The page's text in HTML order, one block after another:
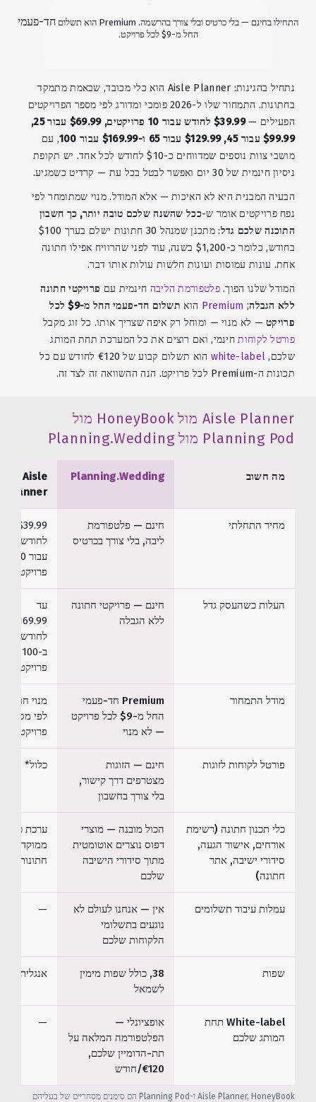
התחילו בחינם — בלי כרטיס ובלי צורך בהרשמה. Premium הוא תשלום חד-פעמי
החל מ-$9 לכל פרויקט.
נתחיל בהגינות: Aisle Planner הוא כלי מכובד, שבאמת מתמקד
בחתונות. התמחור שלו ל-2026 פומבי ומדורג לפי מספר הפרויקטים
הפעילים —
$39.99 לחודש עבור 10 פרויקטים, $69.99 עבור 25,
$99.99 עבור 45, $129.99 עבור 65 ו-$169.99 עבור 100
, עם
מושבי צוות נוספים שמדווחים כ-$10 לחודש לכל אחד. יש תקופת
ניסיון חינמית של 30 יום ואפשר לבטל בכל עת — קרדיט כשמגיע.
הבעיה המבנית היא לא האיכות — אלא המודל. מנוי שמתומחר לפי
נפח פרויקטים אומר ש-ככל שהשנה שלכם טובה יותר, כך חשבון
התוכנה שלכם גדל
: מתכנן שמנהל 30 חתונות ישלם בערך $100
בחודש, כלומר כ-$1,200 בשנה, עוד לפני שהרוויח אפילו חתונה
אחת. עונות עמוסות ועונות חלשות עולות אותו דבר.
המודל שלנו הפוך.פלטפורמת הליבה חינמית עם פרויקטי חתונה
ללא הגבלה;
Premium הוא
תשלום חד-פעמי החל מ-$9 לכל
פרויקט— לא מנוי — ומוחל רק איפה שצריך אותו. כל זוג מקבל
פורטל לקוחותחינמי, ואם רוצים את כל המערכת תחת המותג
שלכם, white-label
הוא תשלום קבוע של €120 לחודש עם כל
תכונות ה-Premium לכל פרויקט. הנה ההשוואה זה לצד זה.
Aisle Planner מול HoneyBook מול
Planning Pod מול Planning.Wedding
מה חשוב Planning.Wedding
Aisle
Planner
מחיר התחלתי
חינם — פלטפורמת
ליבה, בלי צורך בכרטיס
$39.99
לחודש
עבור 10
פרויקטים*
העלות כשהעסק גדל
חינם — פרויקטי חתונה
ללא הגבלה
עד
$169.99
לחודש
ב-100
פרויקטים*
מודל התמחור
Premium חד-פעמי
החל מ-$9 לכל פרויקט
— לא מנוי
מנוי חודשי
לפי מספר
פרויקטים*
פורטל לקוחות לזוגות
חינם — הזוגות
מצטרפים דרך קישור,
בלי צורך בחשבון
כלול*
כלי תכנון חתונה (רשימת
אורחים, אישור הגעה,
סידורי ישיבה, אתר
חתונה)
הכול מובנה — מוצרי
דפוס נוצרים אוטומטית
מתוך סידורי הישיבה
שלכם
ערכת כלים
ממוקדת
חתונות*
עמלות עיבוד תשלומים
אין — אנחנו לעולם לא
נוגעים בתשלומי
הלקוחות שלכם
—
שפות
38, כולל שפות מימין
לשמאל
אנגלית*
White-label תחת
המותג שלכם
אופציונלי —
הפלטפורמה המלאה על
תת-הדומיין שלכם,
€120/חודש
—
Aisle Planner, HoneyBook ו-Planning Pod הם סימנים מסחריים של בעליהם